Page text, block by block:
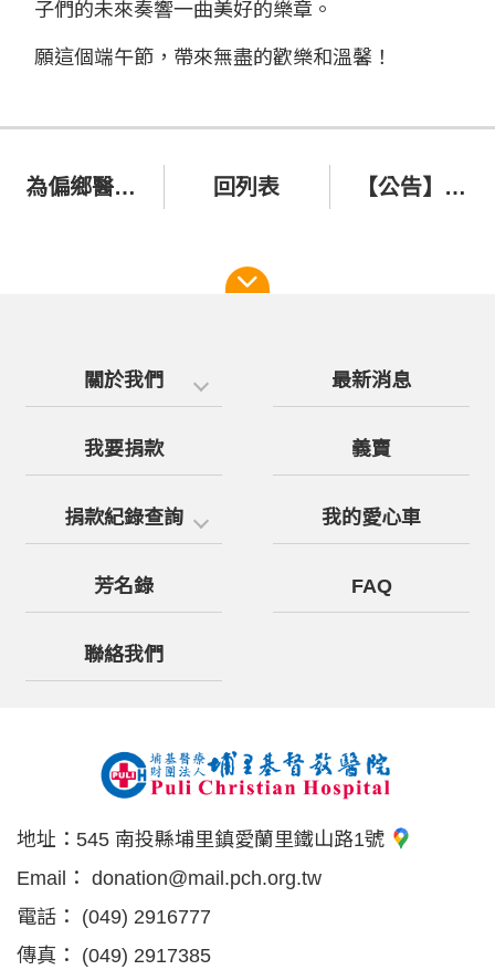
子們的未來奏響一曲美好的樂章。
願這個端午節，帶來無盡的歡樂和溫馨！
為偏鄉醫療多走一哩路 音樂會系列 - 承諾 回列表 【公告】平台升級調整08/23~08/25暫停網站各項服務
關於我們 最新消息
我要捐款 義賣
捐款紀錄查詢 我的愛心車
芳名錄 FAQ
聯絡我們
地址： 545 南投縣埔里鎮愛蘭里鐵山路1號
Email： donation@mail.pch.org.tw
電話：
(049) 2916777
傳真：
(049) 2917385